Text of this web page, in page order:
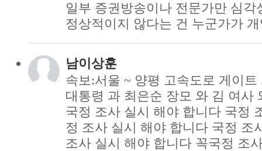
일부 증권방송이나 전문가만 심각
정상적이지 않다는 건 누군가가
남이상훈
속보:서울 ~ 양평 고속도로 게이
대통령 과 최은순 장모 와 김 여사
국정 조사 실시 해야 합니다 국정
정 조사 실시 해야 합니다 국정 조
조사 실시 해야 합니다 꼭국정 조